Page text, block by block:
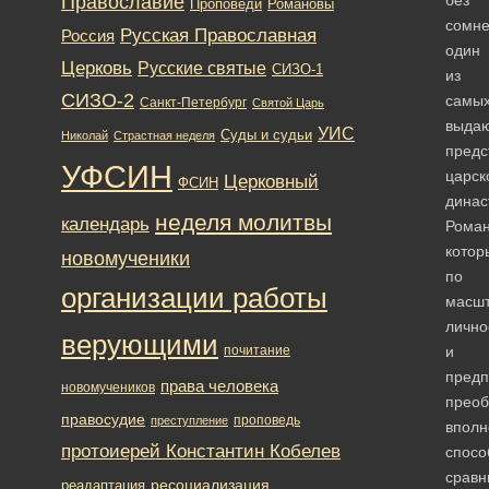
один
из
по
и
Проповеди Романовы
Россия Русская Православная
Церковь Русские святые СИЗО-1
СИЗО-2 Санкт-Петербург Святой Царь
Николай Страстная неделя Суды и судьи УИС
УФСИН ФСИН Церковный
календарь неделя молитвы
новомученики
организации работы
верующими почитание
новомучеников права человека
правосудие преступление проповедь
протоиерей Константин Кобелев
реадаптация ресоциализация